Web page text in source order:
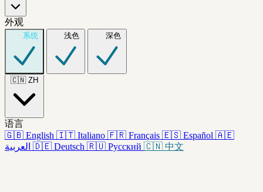
外观
系统 浅色 深色
🇨🇳 ZH
语言
🇬🇧 English 🇮🇹 Italiano 🇫🇷 Français 🇪🇸 Español 🇦🇪
العربية 🇩🇪 Deutsch 🇷🇺 Русский 🇨🇳 中文